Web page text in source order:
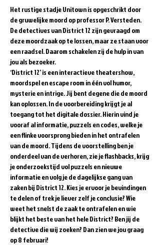
Het rustige stadje Unitown is opgeschrikt door
de gruwelijke moord op professor P. Versteden.
De detectives van District 12 zijn gevraagd om
deze moordzaak op te lossen, maar ze staan voor
een raadsel. Daarom schakelen zij de hulp in van
jou als bezoeker.
‘District 12’ is een interactieve theatershow,
moordspel en escape room in één vol humor,
mysterie en intrige. Jij bent degene die de moord
kan oplossen. In de voorbereiding krijgt je al
toegang tot het digitale dossier. Hierin vind je
vooraf al informatie, puzzels en codes, welke je
een flinke voorsprong bieden in het ontrafelen
van de moord. Tijdens de voorstelling ben je
onderdeel van de verhoren, zie je flashbacks, krijg
je onderzoekstijd vol puzzels en nieuwe
informatie en volg je de dagelijkse gang van
zaken bij District 12. Kies je ervoor je bevindingen
te delen of trek je liever zelf je conclusie? Wie
weet het snelst de zaak te ontrafelen en wie
blijkt het beste van het hele District? Ben jij de
detective die wij zoeken? Dan zien we jou graag
op 8 februari!